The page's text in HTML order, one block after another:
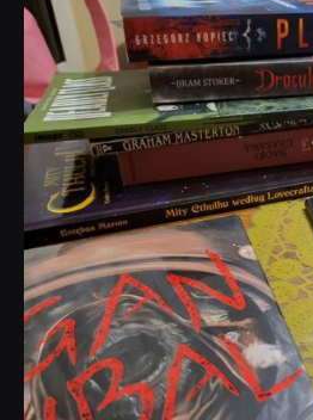
dobryhorror
Lip 31